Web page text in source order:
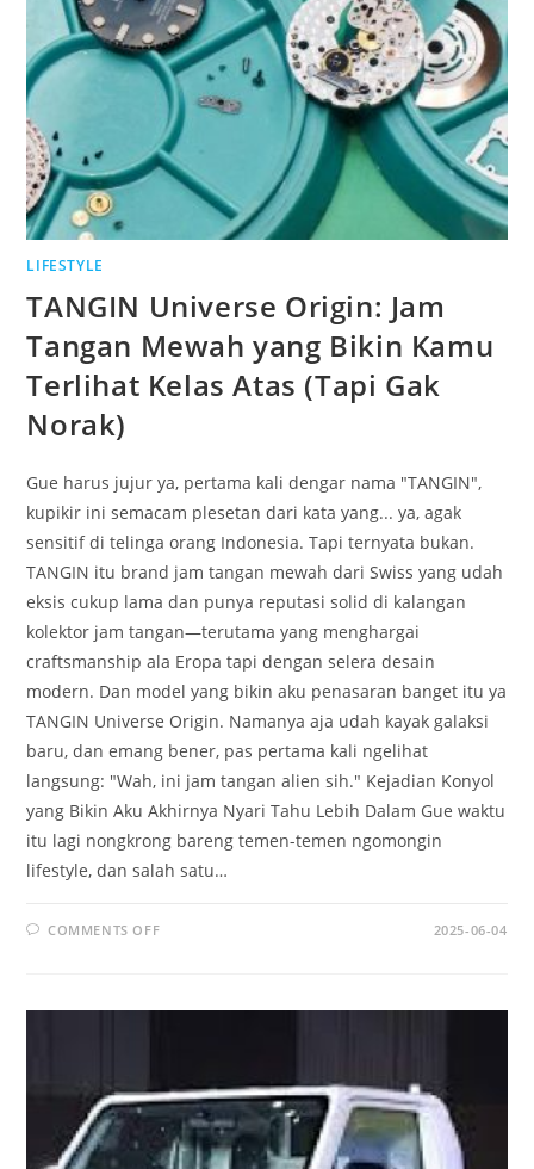
LIFESTYLE
TANGIN Universe Origin: Jam
Tangan Mewah yang Bikin Kamu
Terlihat Kelas Atas (Tapi Gak
Norak)
Gue harus jujur ya, pertama kali dengar nama "TANGIN",
kupikir ini semacam plesetan dari kata yang... ya, agak
sensitif di telinga orang Indonesia. Tapi ternyata bukan.
TANGIN itu brand jam tangan mewah dari Swiss yang udah
eksis cukup lama dan punya reputasi solid di kalangan
kolektor jam tangan—terutama yang menghargai
craftsmanship ala Eropa tapi dengan selera desain
modern. Dan model yang bikin aku penasaran banget itu ya
TANGIN Universe Origin. Namanya aja udah kayak galaksi
baru, dan emang bener, pas pertama kali ngelihat
langsung: "Wah, ini jam tangan alien sih." Kejadian Konyol
yang Bikin Aku Akhirnya Nyari Tahu Lebih Dalam Gue waktu
itu lagi nongkrong bareng temen-temen ngomongin
lifestyle, dan salah satu…
COMMENTS OFFON
TANGAN
TERLIHAT
KELAS
ATAS
(TAPI
GAK
NORAK)
2025-06-04